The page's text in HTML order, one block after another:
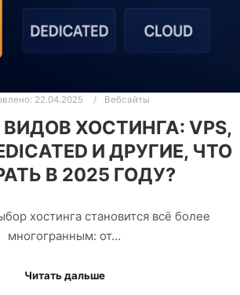
22.04.2025 Вебсайты
ХОСТИНГА: VPS,
И ДРУГИЕ, ЧТО
В 2025 ГОДУ?
хостинга становится всё более
многогранным: от…
Читать дальше